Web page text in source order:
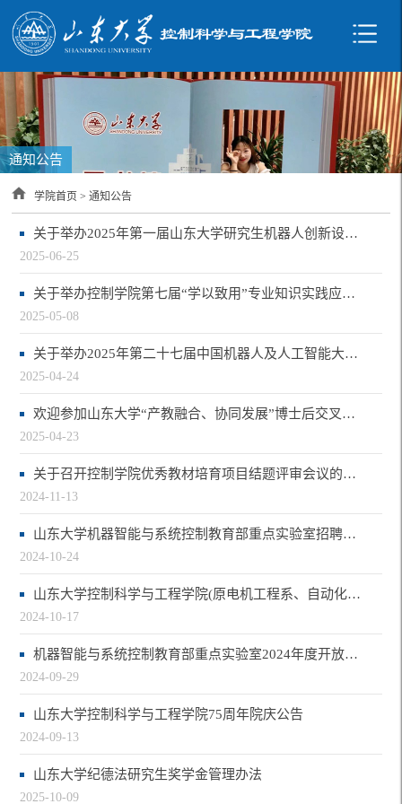
通知公告
学院首页 >通知公告
关于举办2025年第一届山东大学研究生机器人创新设计大赛的通知
2025-06-25
关于举办控制学院第七届“学以致用”专业知识实践应用大赛之2025编程能力大赛的通知
2025-05-08
关于举办2025年第二十七届中国机器人及人工智能大赛校赛的通知
2025-04-24
欢迎参加山东大学“产教融合、协同发展”博士后交叉创新论坛
2025-04-23
关于召开控制学院优秀教材培育项目结题评审会议的通知
2024-11-13
山东大学机器智能与系统控制教育部重点实验室招聘博士后
2024-10-24
山东大学控制科学与工程学院(原电机工程系、自动化工程系)75周年院庆捐赠倡议书
2024-10-17
机器智能与系统控制教育部重点实验室2024年度开放课题申请指南
2024-09-29
山东大学控制科学与工程学院75周年院庆公告
2024-09-13
山东大学纪德法研究生奖学金管理办法
2025-10-09